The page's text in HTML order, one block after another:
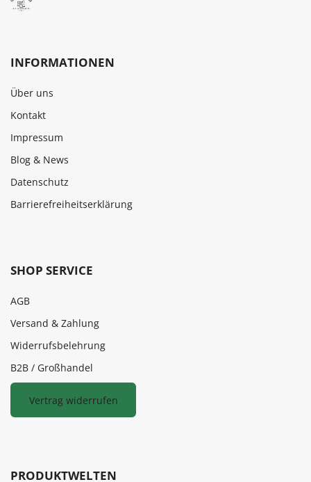
INFORMATIONEN
Über uns
Kontakt
Impressum
Blog & News
Datenschutz
Barrierefreiheitserklärung
SHOP SERVICE
AGB
Versand & Zahlung
Widerrufsbelehrung
B2B / Großhandel
Vertrag widerrufen
PRODUKTWELTEN